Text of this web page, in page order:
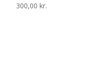
300,00 kr.